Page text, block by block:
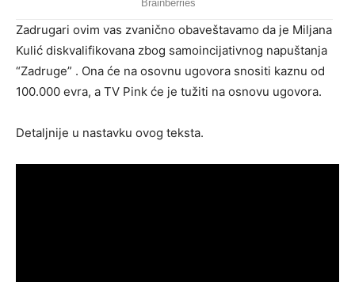
Zadrugari ovim vas zvanično obaveštavamo da je Miljana
Kulić diskvalifikovana zbog samoincijativnog napuštanja
“Zadruge” . Ona će na osovnu ugovora snositi kaznu od
100.000 evra, a TV Pink će je tužiti na osnovu ugovora.
Detaljnije u nastavku ovog teksta.